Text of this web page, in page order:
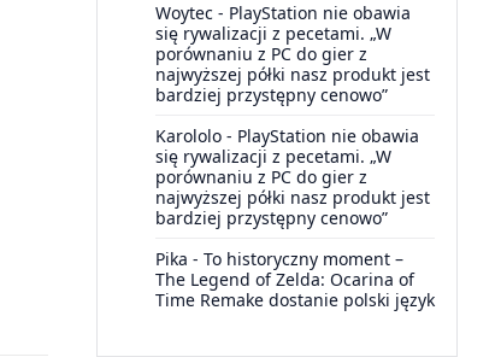
Woytec - PlayStation nie obawia
się rywalizacji z pecetami. „W
porównaniu z PC do gier z
najwyższej półki nasz produkt jest
bardziej przystępny cenowo”
Karololo - PlayStation nie obawia
się rywalizacji z pecetami. „W
porównaniu z PC do gier z
najwyższej półki nasz produkt jest
bardziej przystępny cenowo”
Pika - To historyczny moment –
The Legend of Zelda: Ocarina of
Time Remake dostanie polski język